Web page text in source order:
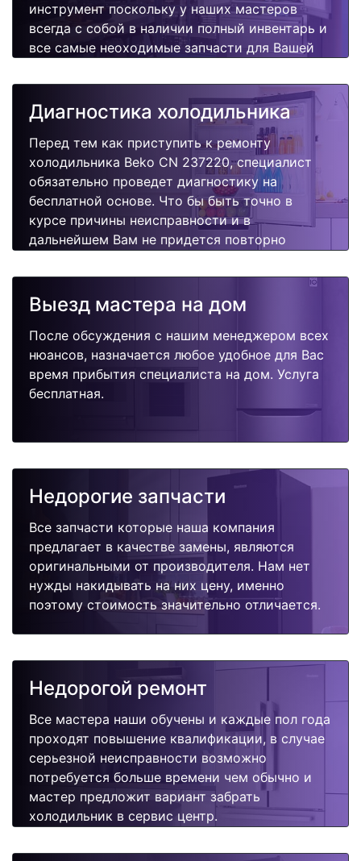
инструмент поскольку у наших мастеров
всегда с собой в наличии полный инвентарь и
все самые неоходимые запчасти для Вашей
качественно и недорого.
Диагностика холодильника
Перед тем как приступить к ремонту
холодильника Beko CN 237220, специалист
обязательно проведет диагностику на
бесплатной основе. Что бы быть точно в
курсе причины неисправности и в
дальнейшем Вам не придется повторно
поломок.
Выезд мастера на дом
После обсуждения с нашим менеджером всех
нюансов, назначается любое удобное для Вас
время прибытия специалиста на дом. Услуга
бесплатная.
Недорогие запчасти
Все запчасти которые наша компания
предлагает в качестве замены, являются
оригинальными от производителя. Нам нет
нужды накидывать на них цену, именно
поэтому стоимость значительно отличается.
Недорогой ремонт
Все мастера наши обучены и каждые пол года
проходят повышение квалификации, в случае
серьезной неисправности возможно
потребуется больше времени чем обычно и
мастер предложит вариант забрать
холодильник в сервис центр.